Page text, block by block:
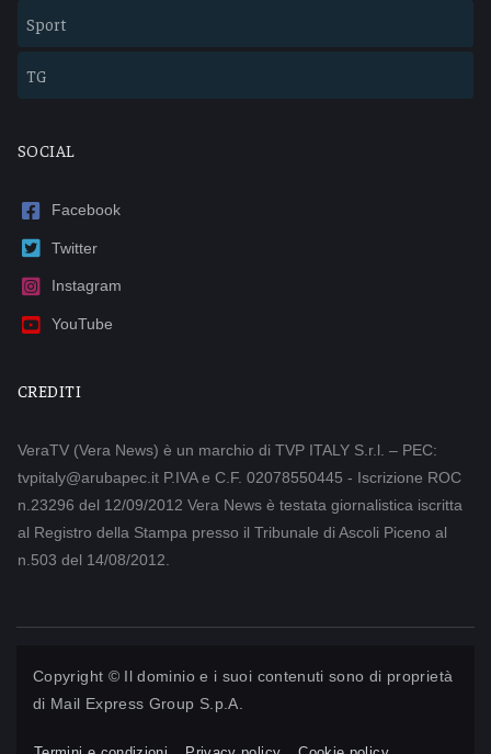
Sport
TG
SOCIAL
Facebook
Twitter
Instagram
YouTube
CREDITI
VeraTV (Vera News) è un marchio di TVP ITALY S.r.l. – PEC:
tvpitaly@arubapec.it P.IVA e C.F. 02078550445 - Iscrizione ROC
n.23296 del 12/09/2012 Vera News è testata giornalistica iscritta
al Registro della Stampa presso il Tribunale di Ascoli Piceno al
n.503 del 14/08/2012.
Copyright © Il dominio e i suoi contenuti sono di proprietà
di Mail Express Group S.p.A.